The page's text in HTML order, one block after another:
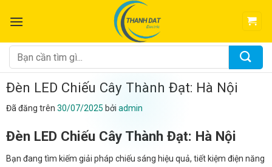
đến
dung
Tìm
kiếm:
Đèn LED Chiếu Cây Thành Đạt: Hà Nội
Đã đăng trên 30/07/2025 bởi admin
Đèn LED Chiếu Cây Thành Đạt: Hà Nội
Bạn đang tìm kiếm giải pháp chiếu sáng hiệu quả, tiết kiệm điện năng